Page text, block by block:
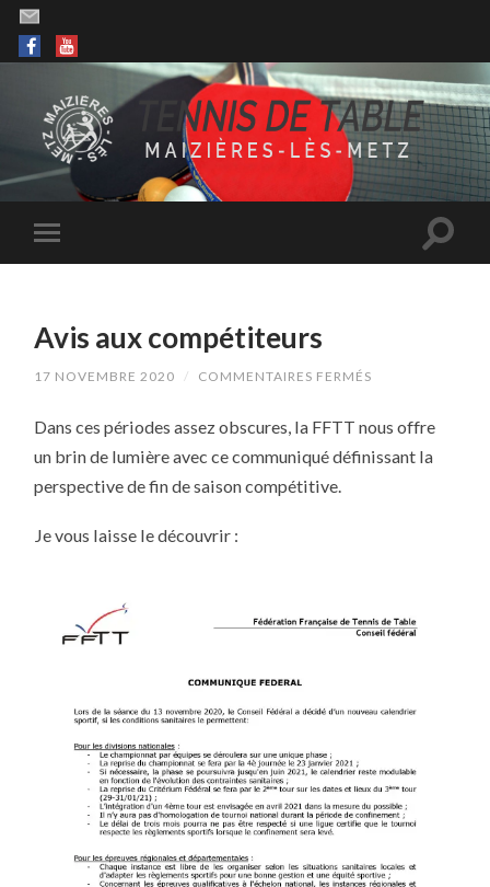
Avis aux compétiteurs
17 NOVEMBRE 2020 / COMMENTAIRES FERMÉS
COMPÉTITEURS
Dans ces périodes assez obscures, la FFTT nous offre
un brin de lumière avec ce communiqué définissant la
perspective de fin de saison compétitive.
Je vous laisse le découvrir :